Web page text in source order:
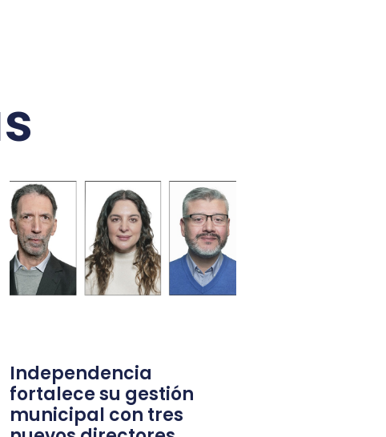
Independencia
fortalece su gestión
municipal con tres